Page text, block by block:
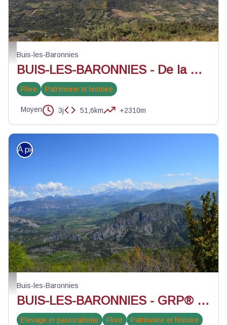
Vue sur le Saint-Julien, la Nible, Bluye, et le Mont-Ventoux - ©Kim Chapuis -
Buis-les-Baronnies
BUIS-LES-BARONNIES - De la Nible au Gravas en 3 jours
Flore Patrimoine et histoire
Moyen 3j 51,6km +2310m
La vallée du Buëch - ©Pauline Amberg - PNR Baronnies Provençales
À pied
Buis-les-Baronnies
BUIS-LES-BARONNIES - GRP® Tour des Baronnies provençales en 13 jours
Elevage et pastoralisme Flore
Patrimoine et histoire